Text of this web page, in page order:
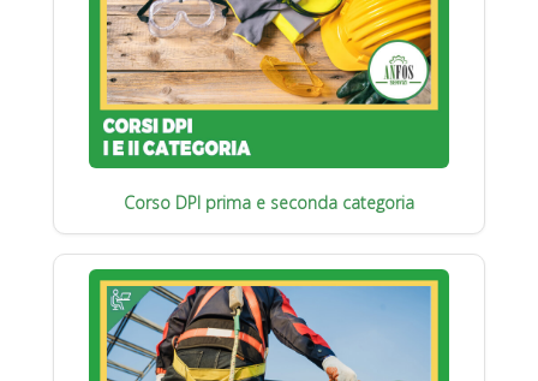
Corso DPI prima e seconda categoria